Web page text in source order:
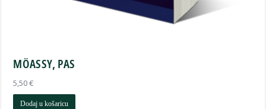
MÖASSY, PAS
5,50€
Dodaj u košaricu